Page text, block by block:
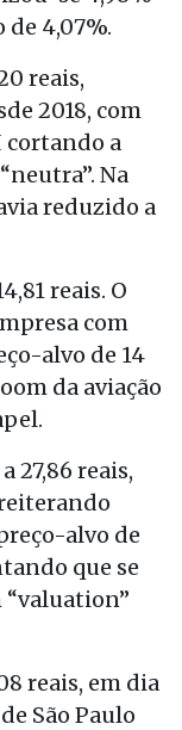
de 4,07%.
reais,
2018, com
cortando a
Na
reduzido a
reais. O
com
alvo de 14
da aviação
27,86 reais,
alvo de
que se
reais, em dia
São Paulo